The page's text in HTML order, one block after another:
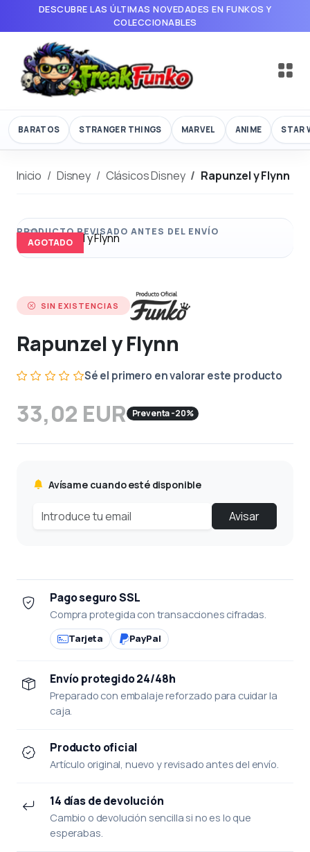
DESCUBRE LAS ÚLTIMAS NOVEDADES EN FUNKOS Y
COLECCIONABLES
BARATOS STRANGER THINGS MARVEL ANIME STAR
Inicio Disney Clásicos Disney Rapunzel y Flynn
AGOTADO
SIN EXISTENCIAS
Rapunzel y Flynn
Sé el primero en valorar este producto
33,02 EUR Preventa -20%
Avísame cuando esté disponible
Avisar
Pago seguro SSL
Compra protegida con transacciones cifradas.
Tarjeta PayPal
Envío protegido 24/48h
Preparado con embalaje reforzado para cuidar la
caja.
Producto oficial
Artículo original, nuevo y revisado antes del envío.
14 días de devolución
Cambio o devolución sencilla si no es lo que
esperabas.